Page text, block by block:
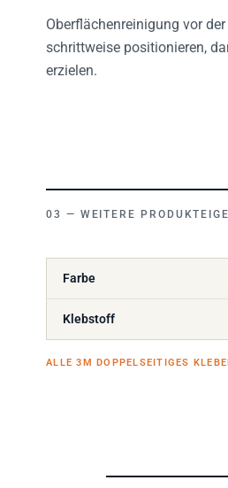
Oberflächenreinigung vor
schrittweise positionieren,
erzielen.
WEITERE
Farbe
Klebstoff
ALLE 3M DOPPELSEITIGES